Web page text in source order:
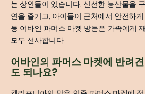
는 상인들이 있습니다. 신선한 농산물을
연을 즐기고, 아이들이 근처에서 안전하
등 어바인 파머스 마켓 방문은 가족에게
모두 선사합니다.
어바인의 파머스 마켓에 반려
도 되나요?